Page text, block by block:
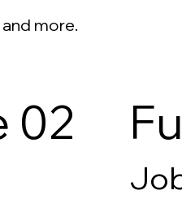
more.
02